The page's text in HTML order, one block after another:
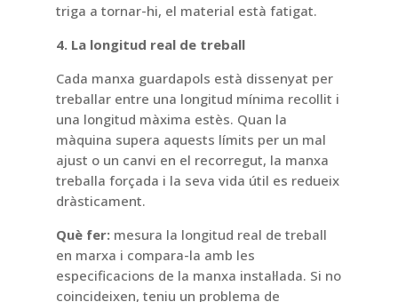
triga a tornar-hi, el material està fatigat.
4. La longitud real de treball
Cada manxa guardapols està dissenyat per
treballar entre una longitud mínima recollit i
una longitud màxima estès. Quan la
màquina supera aquests límits per un mal
ajust o un canvi en el recorregut, la manxa
treballa forçada i la seva vida útil es redueix
dràsticament.
Què fer:mesura la longitud real de treball
en marxa i compara-la amb les
especificacions de la manxa instal·lada. Si no
coincideixen, teniu un problema de